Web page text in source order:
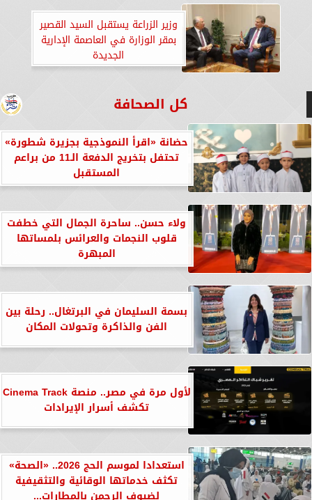
وزير الزراعة يستقبل السيد القصير
بمقر الوزارة في العاصمة الإدارية
الجديدة
كل الصحافة
حضانة «اقرأ النموذجية بجزيرة شطورة»
تحتفل بتخريج الدفعة الـ11 من براعم
المستقبل
ولاء حسن.. ساحرة الجمال التي خطفت
قلوب النجمات والعرائس بلمساتها
المبهرة
بسمة السليمان في البرتغال.. رحلة بين
الفن والذاكرة وتحولات المكان
لأول مرة في مصر.. منصة Cinema Track
تكشف أسرار الإيرادات
استعدادا لموسم الحج 2026.. «الصحة»
تكثف خدماتها الوقائية والتثقيفية
لضيوف الرحمن بالمطارات...